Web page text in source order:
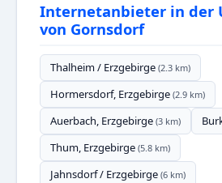
Internetanbieter in der
von Gornsdorf
Thalheim / Erzgebirge (2.3 km)
Hormersdorf, Erzgebirge (2.9 km)
Auerbach, Erzgebirge (3 km)
Thum, Erzgebirge (5.8 km)
Jahnsdorf / Erzgebirge (6 km)